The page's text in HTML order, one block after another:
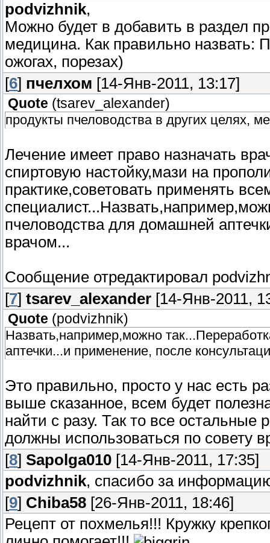
podvizhnik,
Можно будет в добавить в раздел
медицина. Как правильно назвать:
ожогах, порезах)
[6] пчелхом [14-Янв-2011, 13:17]
Quote (tsarev_alexander)
продукты пчеловодства в других целях,
Лечение имеет право назначать
спиртовую настойку,мази на
практике,советовать применять
пчеловодства для домашней
врачом...
Сообщение отредактировал
[7] tsarev_alexander [14-Янв-2011,
Quote (podvizhnik)
Назвать,например,можно
аптечки...и применение, после
Это правильно, просто у нас есть
выше сказанное, всем будет
найти с разу. Так то все остальные
должны использоваться по совету
[8] Sapolga010 [14-Янв-2011, 17:35]
podvizhnik, спасибо за
[9] Chiba58 [26-Янв-2011, 18:46]
Рецепт от похмелья!!! Кружку